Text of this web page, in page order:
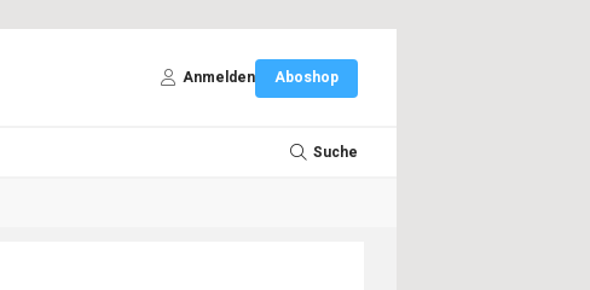
Anmelden Aboshop
Suche